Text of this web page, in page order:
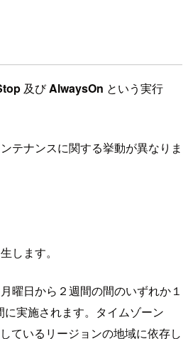
及びAlwaysOn という実行
テナンスに関する挙動が異なりま
します。
曜日から２週間の間のいずれか１
に実施されます。タイムゾーン
ているリージョンの地域に依存し